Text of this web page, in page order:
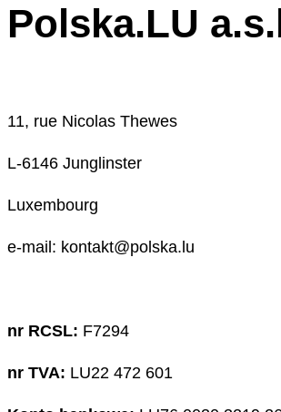
Polska.LU
11, rue Nicolas Thewes
L-6146 Junglinster
Luxembourg
e-mail: kontakt@polska.lu
nr RCSL: F7294
nr TVA: LU22 472 601